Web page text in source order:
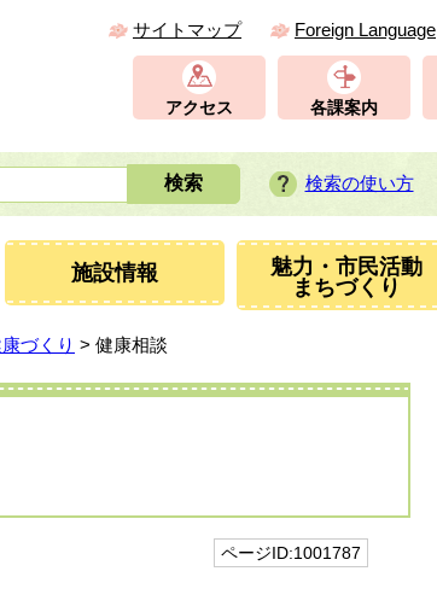
サイトマップ Foreign Language
アクセス 各課案内
検索の使い方
施設情報
魅力・市民活動
まちづくり
づくり > 健康相談
ページID:1001787